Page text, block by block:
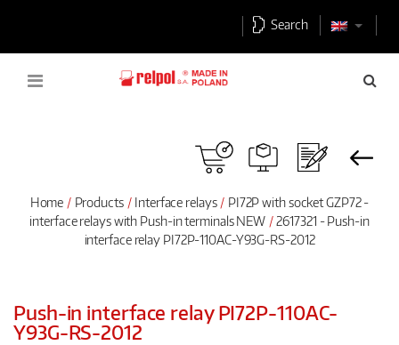
Search
Home Products Interface relays
PI72P with socket GZP72 -
interface relays with Push-in terminals NEW
2617321 - Push-in
interface relay PI72P-110AC-Y93G-RS-2012
Push-in interface relay PI72P-110AC-
Y93G-RS-2012